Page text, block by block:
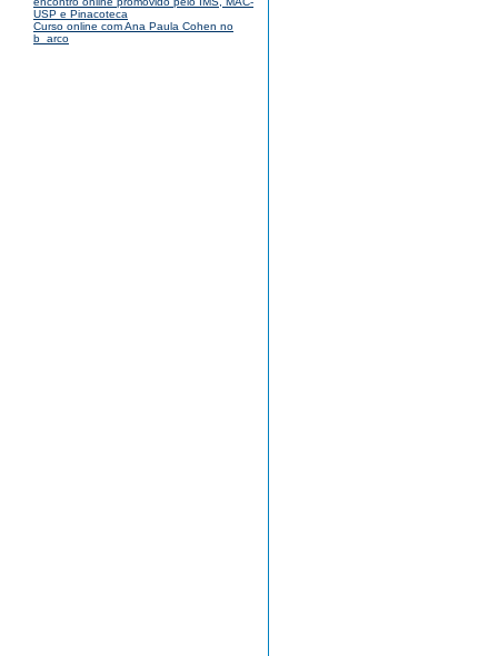
USP e Pinacoteca
Curso online com Ana Paula Cohen no
b_arco